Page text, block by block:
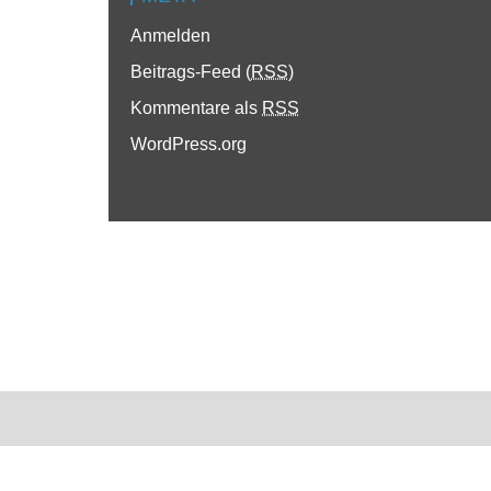
Anmelden
Beitrags-Feed (RSS)
Kommentare als RSS
WordPress.org